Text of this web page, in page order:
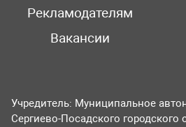
Рекламодателям
Вакансии
Учредитель: Муниципальное
Сергиево-Посадского городского